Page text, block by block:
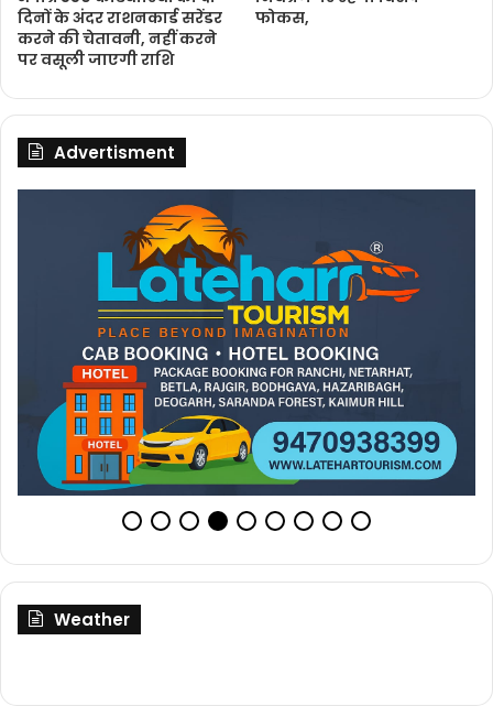
दिनों के अंदर राशनकार्ड सरेंडर
करने की चेतावनी, नहीं करने
पर वसूली जाएगी राशि
फोकस,
Advertisment
Weather